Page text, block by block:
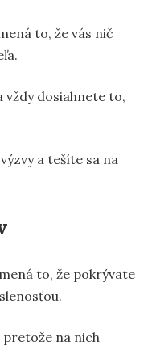
to, že vás nič
vždy dosiahnete to,
a tešíte sa na
to, že pokrývate
na nich